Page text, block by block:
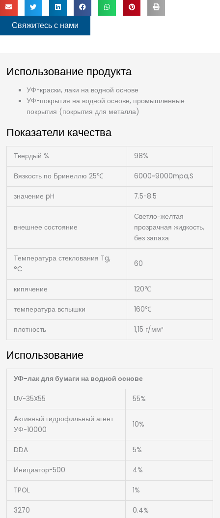
Свяжитесь с нами
Использование продукта
УФ-краски, лаки на водной основе
УФ-покрытия на водной основе, промышленные
покрытия (покрытия для металла)
Показатели качества
Твердый % 98%
Вязкость по Бринеллю 25℃ 6000~9000mpa,S
значение pH 7.5-8.5
внешнее состояние
Светло-желтая
прозрачная жидкость,
без запаха
Температура стеклования Tg,
°C
60
кипячение 120℃
температура вспышки 160℃
плотность 1,15 г/мм³
Использование
УФ-лак для бумаги на водной основе
UV-35X55 55%
Активный гидрофильный агент
УФ-10000
10%
DDA 5%
Инициатор-500 4%
TPOL 1%
3270 0.4%